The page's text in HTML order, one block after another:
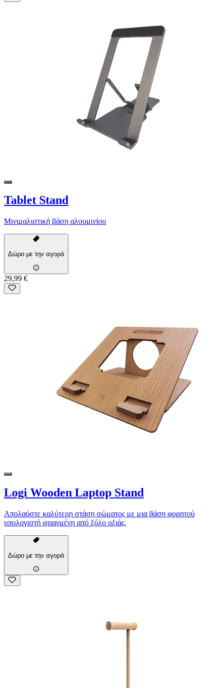
Tablet Stand
Μινιμαλιστική βάση αλουμινίου
Δώρο με την αγορά
29,99 €
Logi Wooden Laptop Stand
Απολαύστε καλύτερη στάση σώματος με μια βάση φορητού
υπολογιστή φτιαγμένη από ξύλο οξιάς.
Δώρο με την αγορά